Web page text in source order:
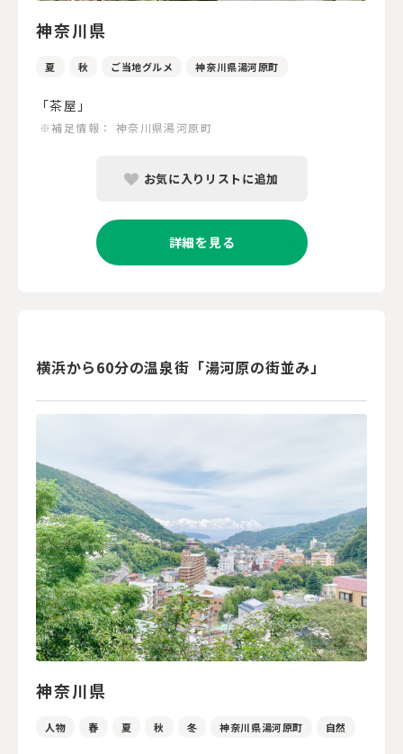
神奈川県
夏 秋 ご当地グルメ 神奈川県湯河原町
「茶屋」
※補足情報： 神奈川県湯河原町
お気に入りリストに追加
詳細を見る
横浜から60分の温泉街「湯河原の街並み」
神奈川県
人物 春 夏 秋 冬 神奈川県湯河原町 自然